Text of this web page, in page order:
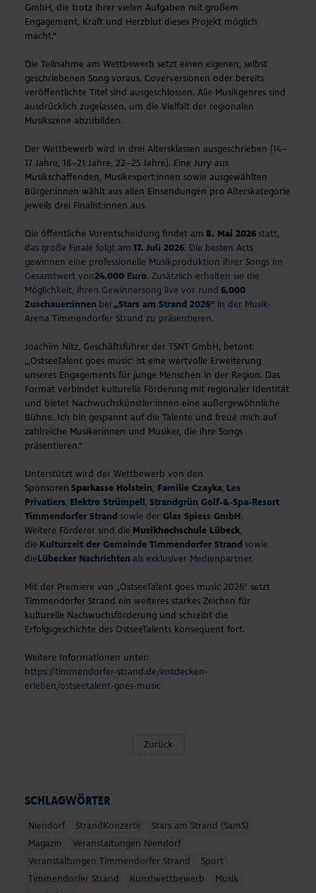
SCHLAGWÖRTER
Niendorf StrandKonzerte
Stars am Strand (SamS)
Magazin
Veranstaltungen Niendorf
Veranstaltungen Timmendorfer Strand
Sport
Timmendorfer Strand
Kunstwettbewerb
Musik
GmbH, die trotz ihrer vielen Aufgaben mit großem
Engagement, Kraft und Herzblut dieses Projekt möglich
macht.“
Die Teilnahme am Wettbewerb setzt einen eigenen, selbst
geschriebenen Song voraus. Coverversionen oder bereits
veröffentlichte Titel sind ausgeschlossen. Alle Musikgenres sind
ausdrücklich zugelassen, um die Vielfalt der regionalen
Musikszene abzubilden.
Der Wettbewerb wird in drei Altersklassen ausgeschrieben (14–
17 Jahre, 18–21 Jahre, 22–25 Jahre). Eine Jury aus
Musikschaffenden, Musikexpert:innen sowie ausgewählten
Bürger:innen wählt aus allen Einsendungen pro Alterskategorie
jeweils drei Finalist:innen aus.
Die öffentliche Vorentscheidung findet am 8. Mai 2026 statt,
das große Finale folgt am 17. Juli 2026. Die besten Acts
gewinnen eine professionelle Musikproduktion ihrer Songs im
Gesamtwert von24.000 Euro. Zusätzlich erhalten sie die
Möglichkeit, ihren Gewinnersong live vor rund 6.000
Zuschauer:innen bei „Stars am Strand 2026“ in der Musik-
Arena Timmendorfer Strand zu präsentieren.
Joachim Nitz, Geschäftsführer der TSNT GmbH, betont:
„‚OstseeTalent goes music‘ ist eine wertvolle Erweiterung
unseres Engagements für junge Menschen in der Region. Das
Format verbindet kulturelle Förderung mit regionaler Identität
und bietet Nachwuchskünstler:innen eine außergewöhnliche
Bühne. Ich bin gespannt auf die Talente und freue mich auf
zahlreiche Musikerinnen und Musiker, die ihre Songs
präsentieren.“
Unterstützt wird der Wettbewerb von den
Sponsoren Sparkasse Holstein, Familie Czayka, Les
Privatiers, Elektro Strümpell, Strandgrün Golf-&-Spa-Resort
Timmendorfer Strand sowie der Glas Spiess GmbH.
Weitere Förderer sind die Musikhochschule Lübeck,
die Kulturzeit der Gemeinde Timmendorfer Strand sowie
dieLübecker Nachrichten als exklusiver Medienpartner.
Mit der Premiere von „OstseeTalent goes music 2026“ setzt
Timmendorfer Strand ein weiteres starkes Zeichen für
kulturelle Nachwuchsförderung und schreibt die
Erfolgsgeschichte des OstseeTalents konsequent fort.
Weitere Informationen unter:
https://timmendorfer-strand.de/entdecken-
erleben/ostseetalent-goes-music
Zurück